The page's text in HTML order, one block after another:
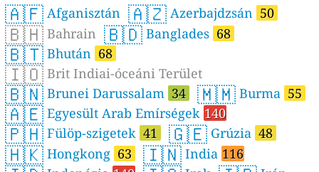
🇦🇫 Afganisztán 🇦🇿 Azerbajdzsán 50
🇧🇭 Bahrain 🇧🇩 Banglades 68
🇧🇹 Bhután 68
🇮🇴 Brit Indiai-óceáni Terület
🇧🇳 Brunei Darussalam 34 🇲🇲 Burma 55
🇦🇪 Egyesült Arab Emírségek 140
🇵🇭 Fülöp-szigetek 41 🇬🇪 Grúzia 48
🇭🇰 Hongkong 63 🇮🇳 India 116